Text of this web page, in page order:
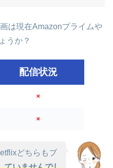
は現在Amazonプライムや
うか？
配信状況
×
×
どちらもブ